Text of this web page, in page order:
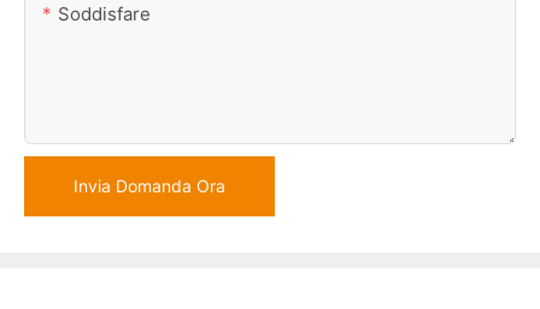
Soddisfare
Invia Domanda Ora